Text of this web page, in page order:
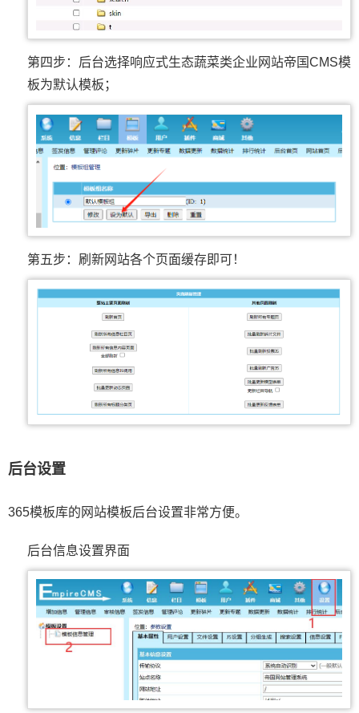
第四步：后台选择响应式生态蔬菜类企业网站帝国CMS模
板为默认模板；
第五步：刷新网站各个页面缓存即可！
后台设置
365模板库的网站模板后台设置非常方便。
后台信息设置界面